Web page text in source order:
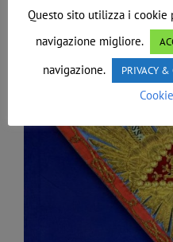
HUMAIN
Questo sito utilizza i cookie
navigazione migliore.
navigazione.
PRIVACY &